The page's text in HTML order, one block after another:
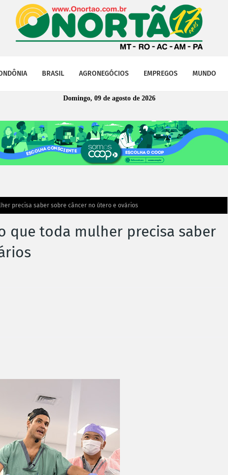
BRASIL AGRONEGÓCIOS EMPREGOS MUNDO
Domingo, 09 de agosto de 2026
precisa saber sobre câncer no útero e ovários
que toda mulher precisa saber